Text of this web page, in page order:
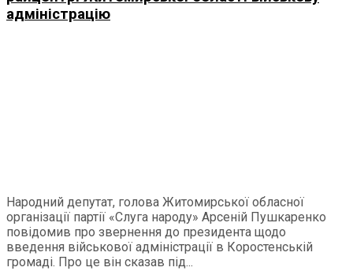
адміністрацію
Народний депутат, голова Житомирської обласної
організації партії «Слуга народу» Арсеній Пушкаренко
повідомив про звернення до президента щодо
введення військової адміністрації в Коростенській
громаді. Про це він сказав під...